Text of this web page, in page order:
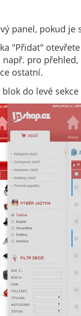
panel, pokud je
"Přidat"
pro
ostatní.
do levé